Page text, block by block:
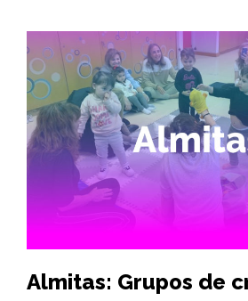
Almitas: Grupos de